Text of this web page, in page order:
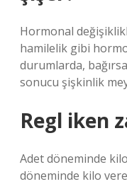
Hormonal
hamilelik gibi
durumlarda,
sonucu şişkinlik
Regl iken
Adet döneminde
döneminde kilo